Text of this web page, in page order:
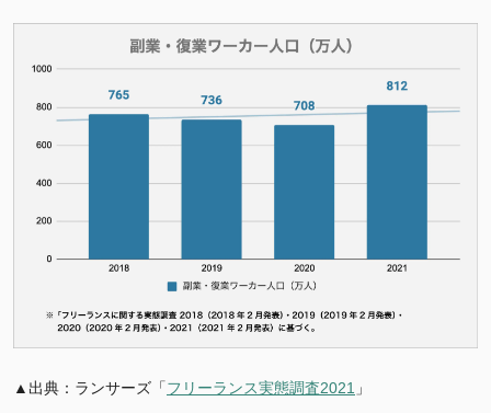
▲出典：ランサーズ「フリーランス実態調査2021 」